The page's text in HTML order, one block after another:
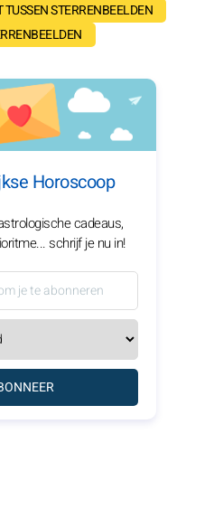
STERRENBEELDEN
Horoscoop
cadeaus,
schrijf je nu in!